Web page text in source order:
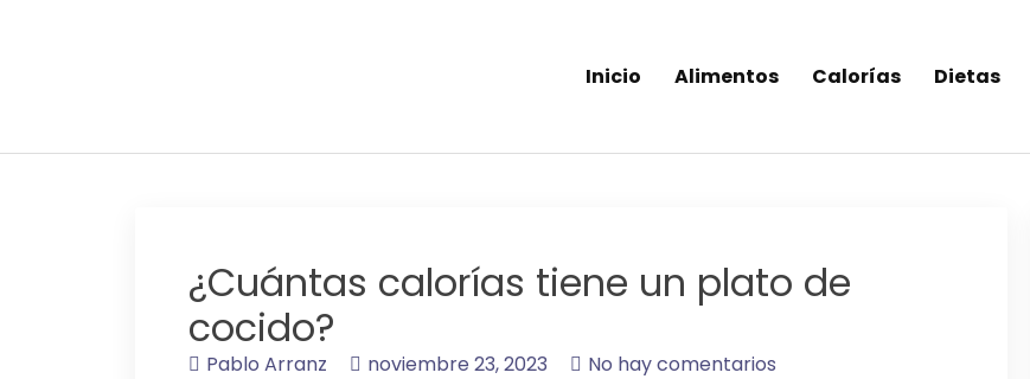
Inicio Alimentos Calorías Dietas
¿Cuántas calorías tiene un plato de
cocido?
Pablo Arranz noviembre 23, 2023 No hay comentarios